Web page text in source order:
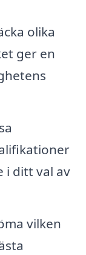
olika
ger en
i ditt val av
vilken